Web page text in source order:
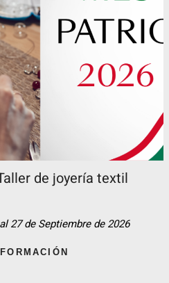
de joyería textil
27 de Septiembre de 2026